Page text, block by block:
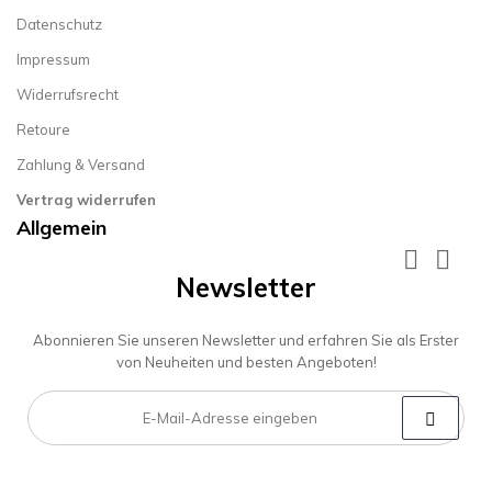
Datenschutz
Impressum
Widerrufsrecht
Retoure
Zahlung & Versand
Vertrag widerrufen
Allgemein
 
Newsletter
Abonnieren Sie unseren Newsletter und erfahren Sie als Erster
von Neuheiten und besten Angeboten!